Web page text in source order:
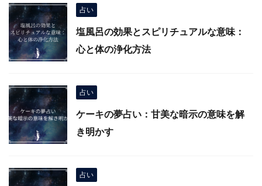
占い
塩風呂の効果とスピリチュアルな意味：
心と体の浄化方法
占い
ケーキの夢占い：甘美な暗示の意味を解
き明かす
占い